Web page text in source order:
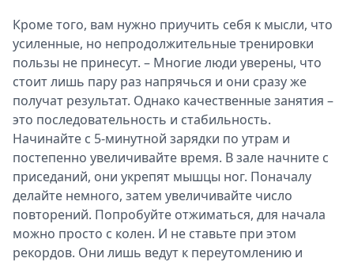
Кроме того, вам нужно приучить себя к мысли, что
усиленные, но непродолжительные тренировки
пользы не принесут. – Многие люди уверены, что
стоит лишь пару раз напрячься и они сразу же
получат результат. Однако качественные занятия –
это последовательность и стабильность.
Начинайте с 5-минутной зарядки по утрам и
постепенно увеличивайте время. В зале начните с
приседаний, они укрепят мышцы ног. Поначалу
делайте немного, затем увеличивайте число
повторений. Попробуйте отжиматься, для начала
можно просто с колен. И не ставьте при этом
рекордов. Они лишь ведут к переутомлению и